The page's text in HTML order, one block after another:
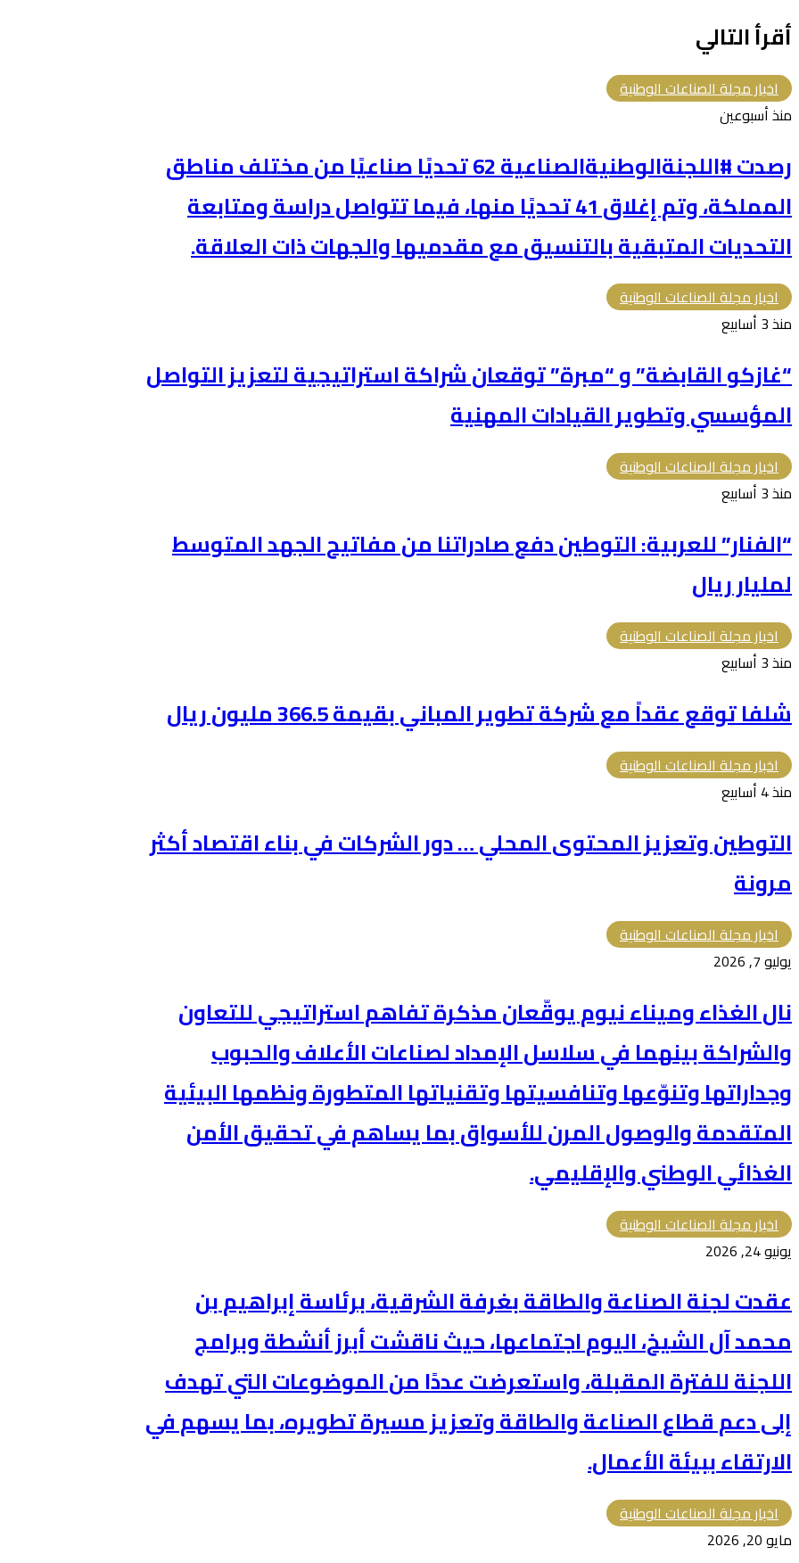
أقرأ التالي
اخبار مجلة الصناعات الوطنية
منذ أسبوعين
رصدت #اللجنةالوطنيةالصناعية 62 تحديًا صناعيًا من مختلف مناطق
المملكة، وتم إغلاق 41 تحديًا منها، فيما تتواصل دراسة ومتابعة
التحديات المتبقية بالتنسيق مع مقدميها والجهات ذات العلاقة.
اخبار مجلة الصناعات الوطنية
منذ 3 أسابيع
“غازكو القابضة” و “مبرة” توقعان شراكة استراتيجية لتعزيز التواصل
المؤسسي وتطوير القيادات المهنية
اخبار مجلة الصناعات الوطنية
منذ 3 أسابيع
“الفنار” للعربية: التوطين دفع صادراتنا من مفاتيح الجهد المتوسط
لمليار ريال
اخبار مجلة الصناعات الوطنية
منذ 3 أسابيع
شلفا توقع عقداً مع شركة تطوير المباني بقيمة 366.5 مليون ريال
اخبار مجلة الصناعات الوطنية
منذ 4 أسابيع
التوطين وتعزيز المحتوى المحلي … دور الشركات في بناء اقتصاد أكثر
مرونة
اخبار مجلة الصناعات الوطنية
يوليو 7, 2026
نال الغذاء وميناء نيوم يوقّعان مذكرة تفاهم استراتيجي للتعاون
والشراكة بينهما في سلاسل الإمداد لصناعات الأعلاف والحبوب
وجداراتها وتنوّعها وتنافسيتها وتقنياتها المتطورة ونظمها البيئية
المتقدمة والوصول المرن للأسواق بما يساهم في تحقيق الأمن
الغذائي الوطني والإقليمي.
اخبار مجلة الصناعات الوطنية
يونيو 24, 2026
عقدت لجنة الصناعة والطاقة بغرفة الشرقية، برئاسة إبراهيم بن
محمد آل الشيخ، اليوم اجتماعها، حيث ناقشت أبرز أنشطة وبرامج
اللجنة للفترة المقبلة، واستعرضت عددًا من الموضوعات التي تهدف
إلى دعم قطاع الصناعة والطاقة وتعزيز مسيرة تطويره، بما يسهم في
الارتقاء ببيئة الأعمال.
اخبار مجلة الصناعات الوطنية
مايو 20, 2026